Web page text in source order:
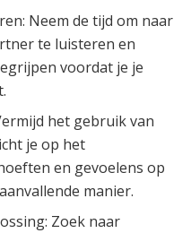
Neem de tijd om naar
te luisteren en
voordat je je
het gebruik van
je op het
en gevoelens op
manier.
Zoek naar